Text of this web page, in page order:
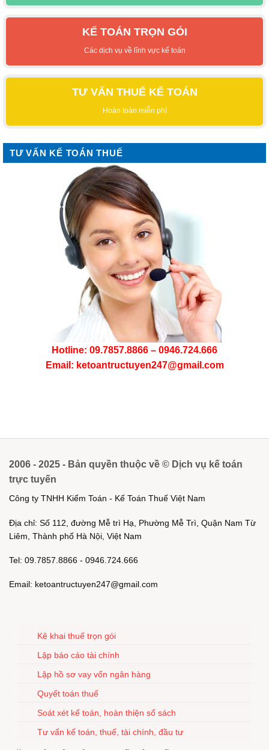
KẾ TOÁN TRỌN GÓI
Các dịch vụ về lĩnh vực kế toán
TƯ VẤN THUẾ KẾ TOÁN
Hoàn toàn miễn phí
TƯ VẤN KẾ TOÁN THUẾ
Hotline: 09.7857.8866 – 0946.724.666
Email: ketoantructuyen247@gmail.com
2006 - 2025 - Bản quyền thuộc về © Dịch vụ kế toán
trực tuyến
Công ty TNHH Kiểm Toán - Kế Toán Thuế Việt Nam
Địa chỉ: Số 112, đường Mễ trì Hạ, Phường Mễ Trì, Quận Nam Từ
Liêm, Thành phố Hà Nội, Việt Nam
Tel: 09.7857.8866 - 0946.724.666
Email: ketoantructuyen247@gmail.com
Kê khai thuế trọn gói
Lập báo cáo tài chính
Lập hồ sơ vay vốn ngân hàng
Quyết toán thuế
Soát xét kế toán, hoàn thiện sổ sách
Tư vấn kế toán, thuế, tài chính, đầu tư